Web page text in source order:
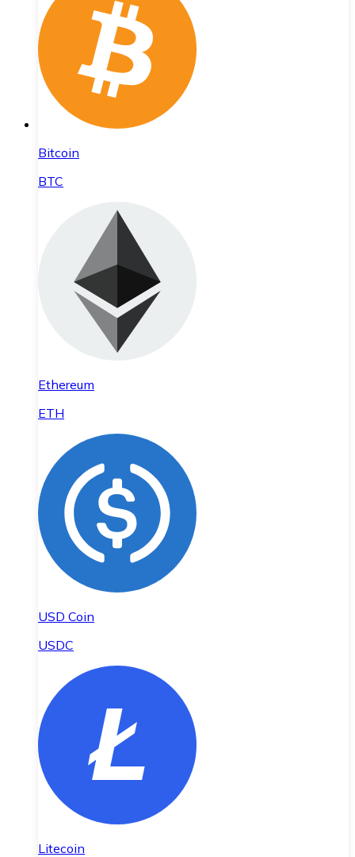
Bitcoin
BTC
Ethereum
ETH
USD Coin
USDC
Litecoin